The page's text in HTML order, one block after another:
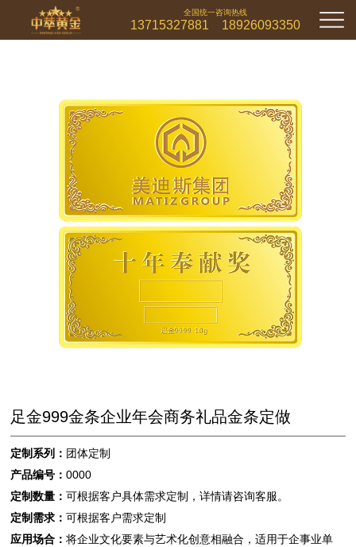
全国统一咨询热线
13715327881 18926093350
足金999金条企业年会商务礼品金条定做
定制系列： 团体定制
产品编号：0000
定制数量：可根据客户具体需求定制，详情请咨询客服。
定制需求：可根据客户需求定制
应用场合：将企业文化要素与艺术化创意相融合，适用于企事业单